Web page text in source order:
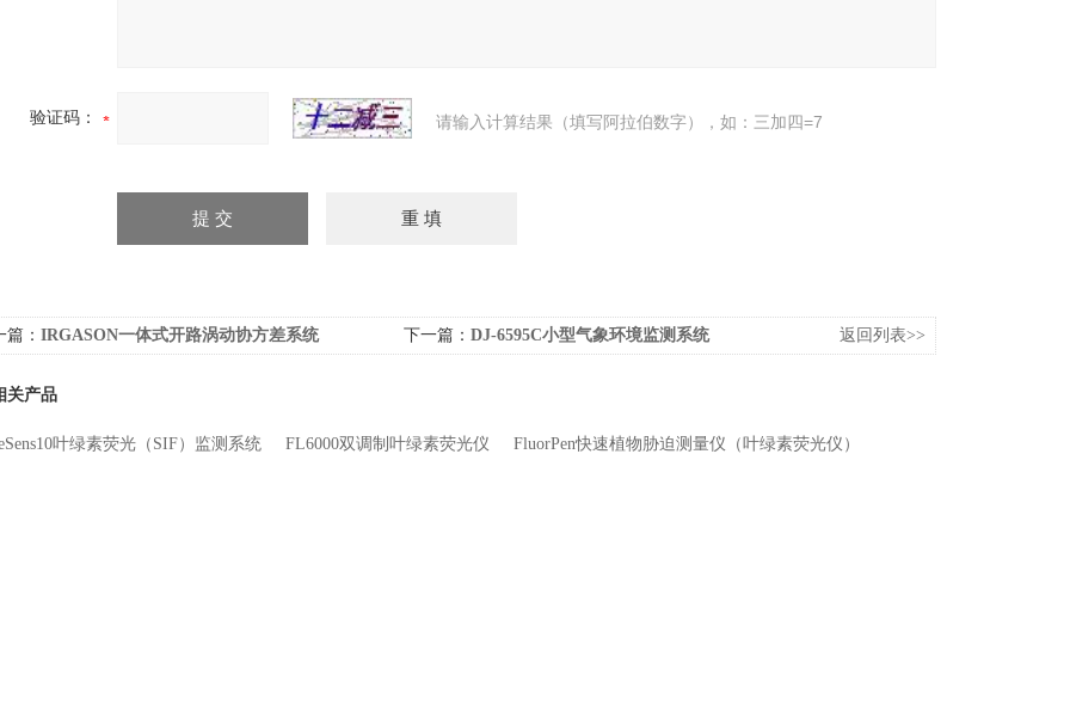
验证码： 请输入计算结果（填写阿拉伯数字），如：三加四=7
篇： IRGASON一体式开路涡动协方差系统 下一篇： DJ-6595C小型气象环境监测系统 返回列表>>
关产品
叶绿素荧光（SIF）监测系统 FL6000双调制叶绿素荧光仪 FluorPen快速植物胁迫测量仪（叶绿素荧光仪）